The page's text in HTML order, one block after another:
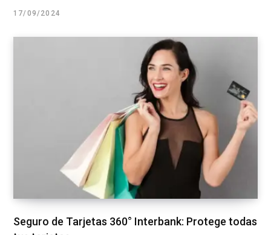
17/09/2024
Seguro de Tarjetas 360° Interbank: Protege todas